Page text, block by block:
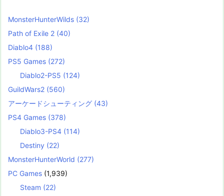
MonsterHunterWilds (32)
Path of Exile 2 (40)
Diablo4 (188)
PS5 Games (272)
Diablo2-PS5 (124)
GuildWars2 (560)
アーケードシューティング (43)
PS4 Games (378)
Diablo3-PS4 (114)
Destiny (22)
MonsterHunterWorld (277)
PC Games (1,939)
Steam (22)